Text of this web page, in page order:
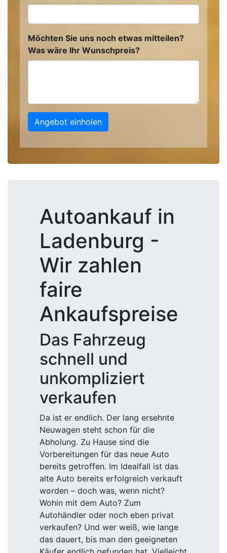
Möchten Sie uns noch etwas mitteilen?
Was wäre Ihr Wunschpreis?
Angebot einholen
Autoankauf in
Ladenburg -
Wir zahlen
faire
Ankaufspreise
Das Fahrzeug
schnell und
unkompliziert
verkaufen
Da ist er endlich. Der lang ersehnte
Neuwagen steht schon für die
Abholung. Zu Hause sind die
Vorbereitungen für das neue Auto
bereits getroffen. Im Idealfall ist das
alte Auto bereits erfolgreich verkauft
worden – doch was, wenn nicht?
Wohin mit dem Auto? Zum
Autohändler oder noch eben privat
verkaufen? Und wer weiß, wie lange
das dauert, bis man den geeigneten